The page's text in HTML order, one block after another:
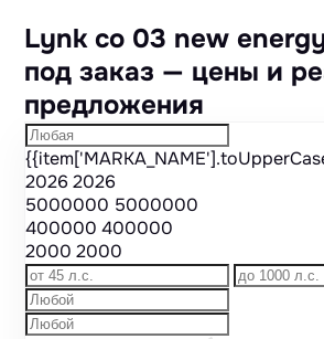
Lynk co 03 new
под заказ — цены и
предложения
20262026
5000000 5000000
400000400000
20002000